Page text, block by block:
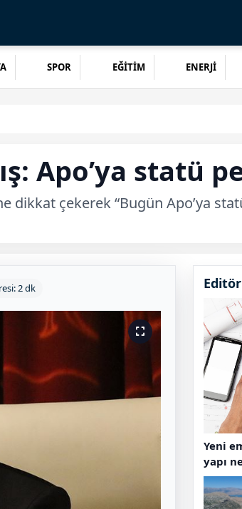
SPOR EĞİTİM ENERJİ
Apo’ya statü
dikkat çekerek “Bugün Apo’ya
2 dk
Yeni
yapı